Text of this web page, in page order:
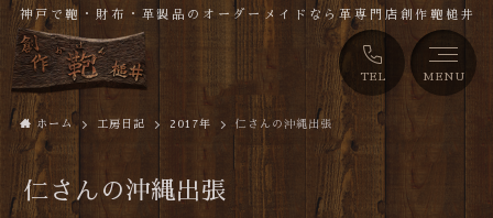
TEL MENU
神戸で鞄・財布・革製品のオーダーメイドなら革専門店創作鞄槌井
ホーム 工房日記 2017年 仁さんの沖縄出張
仁さんの沖縄出張